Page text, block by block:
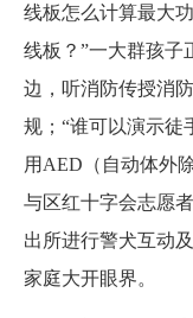
线板怎么计算最大
线板？”一大群孩子
边，听消防传授消
规；“谁可以演示徒
用AED（自动体外
与区红十字会志愿
出所进行警犬互动
家庭大开眼界。